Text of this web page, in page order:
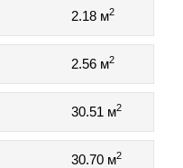
2.18 м2
2.56 м2
30.51 м2
30.70 м2